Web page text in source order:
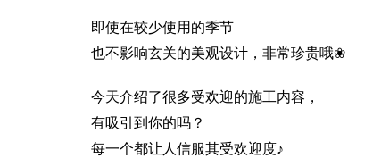
即使在较少使用的季节
也不影响玄关的美观设计，非常珍贵哦❀
今天介绍了很多受欢迎的施工内容，
有吸引到你的吗？
每一个都让人信服其受欢迎度♪